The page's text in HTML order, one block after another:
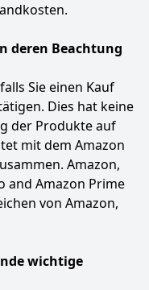
deren Beachtung
Sie einen Kauf
Dies hat keine
der Produkte auf
mit dem Amazon
Amazon,
and Amazon Prime
von Amazon,
wichtige